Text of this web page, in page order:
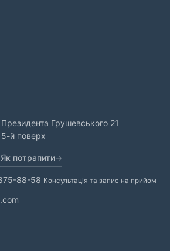
Грушевського 21
5-й поверх
Як потрапити
88-58 Консультація та запис на прийом